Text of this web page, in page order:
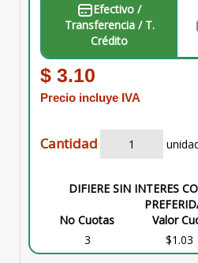
Efectivo /
Transferencia / T.
Crédito
$ 3.10
Precio incluye IVA
Cantidad
DIFIERE SIN INTERES
No Cuotas
Valor
3
$1.03